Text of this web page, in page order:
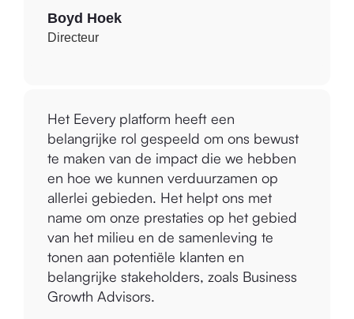
Julie Binney
Commercieel en communicatiemanager
Het Eevery platform laat ons zien waar en
hoe we onze impact op het gebied van
milieu en de samenleving kunnen
verbeteren als bedrijf. Dit is volledig in
lijn met onze waarden en onze missie om
een verschil te maken in het leven van
anderen en binnen onze gemeenschap.
Boyd Hoek
Het Eevery platform heeft een
belangrijke rol gespeeld om ons bewust
te maken van de impact die we hebben
en hoe we kunnen verduurzamen op
allerlei gebieden. Het helpt ons met
name om onze prestaties op het gebied
van het milieu en de samenleving te
tonen aan potentiële klanten en
belangrijke stakeholders, zoals Business